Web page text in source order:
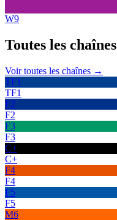
W9
Toutes les chaînes
Voir toutes les chaînes →
TF1
TF1
F2
F2
F3
F3
C+
C+
F4
F4
F5
F5
M6